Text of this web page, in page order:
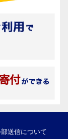
送信について